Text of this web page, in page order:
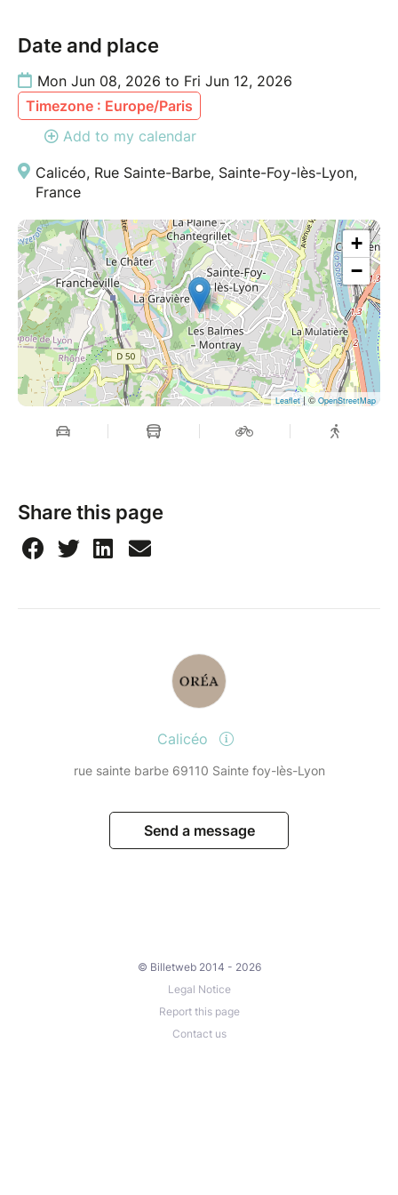
Une expérience encore méconnue en France
Là où le mental se tait.
L’immersion commence.
RÉSERVATION
exclusivement gérées par CALICÉO.
Pour réserver votre séance, ou obtenir des
informations complémentaire, contactez directement
CALICÉO à :
aquatique-lyon@caliceo.com
Date and place
Mon Jun 08, 2026 to Fri Jun 12, 2026
Timezone : Europe/Paris
Add to my calendar
Calicéo, Rue Sainte-Barbe, Sainte-Foy-lès-Lyon,
France
+
−
Leaflet| © OpenStreetMap
Share this page
Calicéo
rue sainte barbe 69110 Sainte foy-lès-Lyon
Send a message
© Billetweb 2014 - 2026
Legal Notice
Report this page
Contact us